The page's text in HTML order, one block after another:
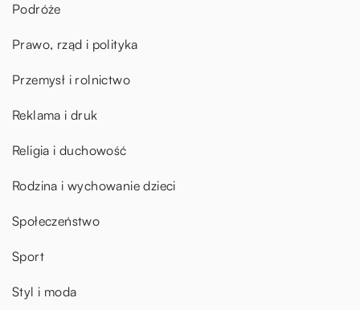
Podróże
Prawo, rząd i polityka
Przemysł i rolnictwo
Reklama i druk
Religia i duchowość
Rodzina i wychowanie dzieci
Społeczeństwo
Sport
Styl i moda